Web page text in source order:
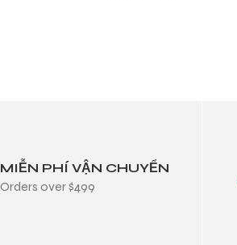
MIỄN PHÍ VẬN CHUYỂN
Orders over $499